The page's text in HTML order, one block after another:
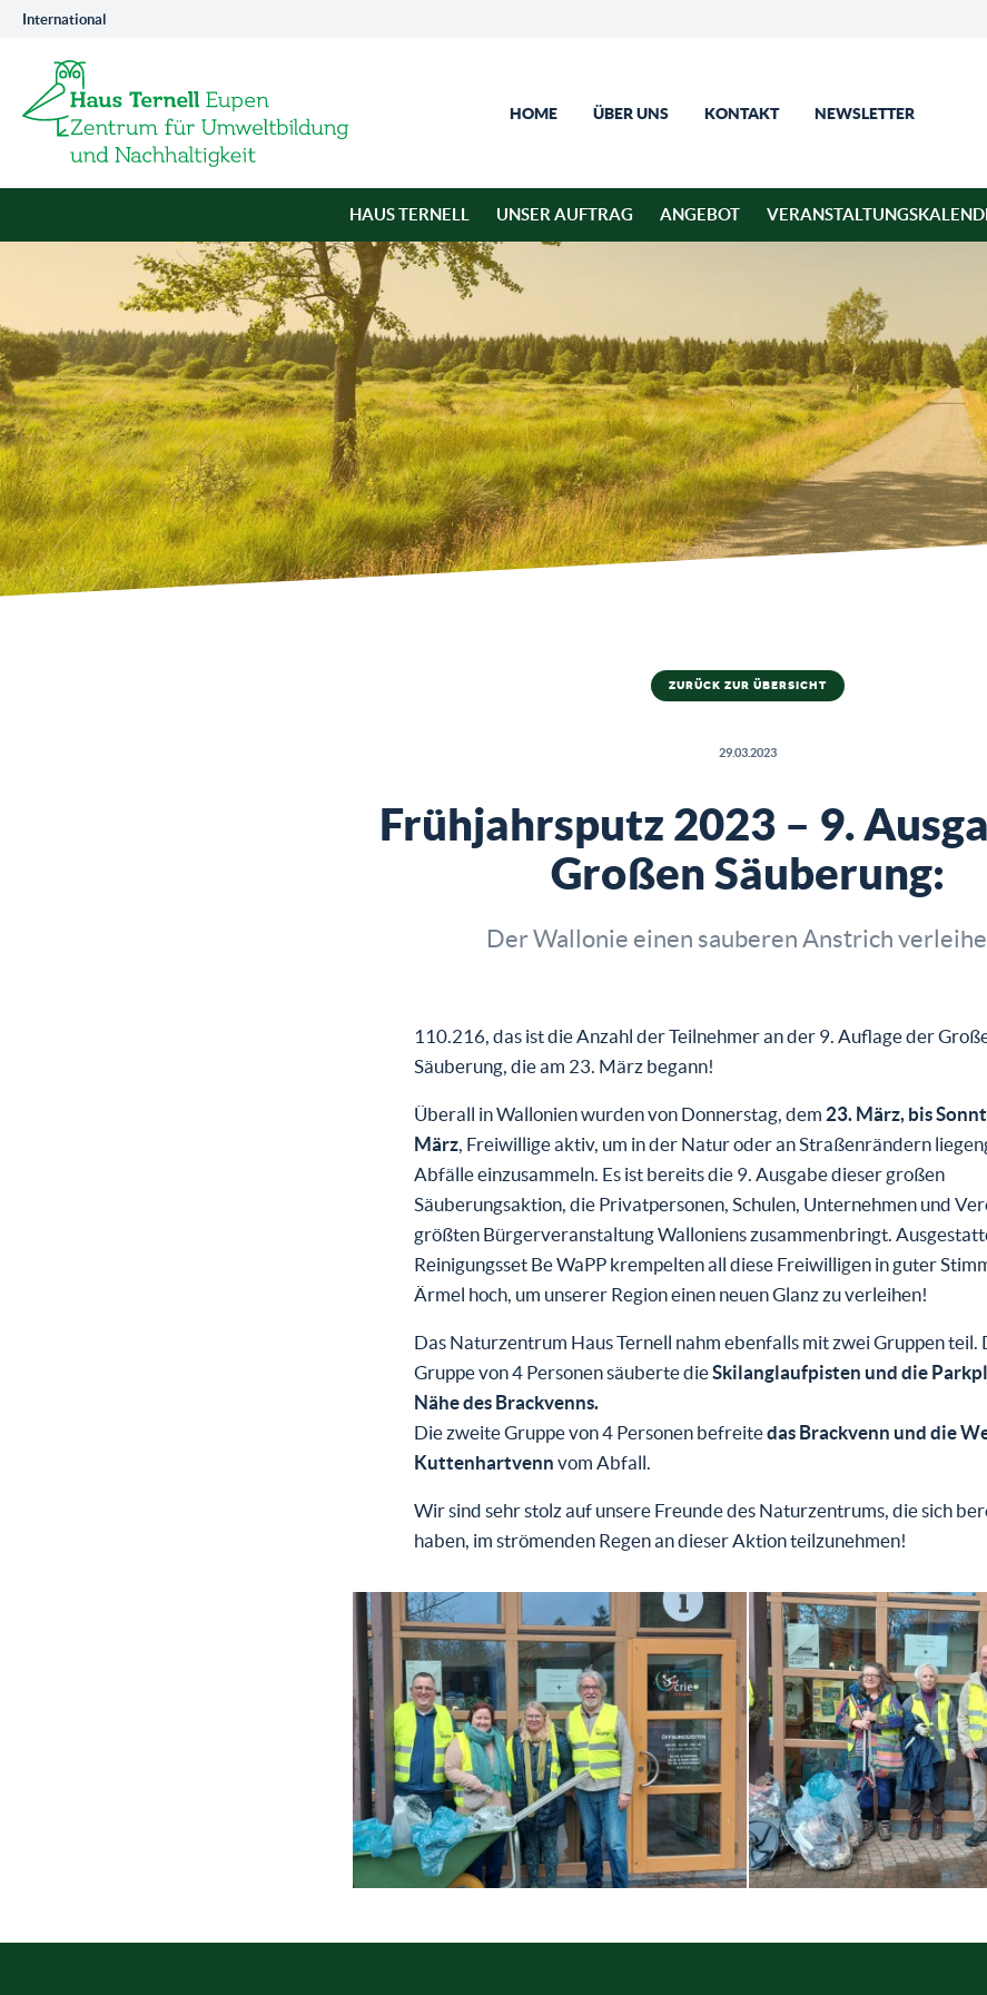
International
HOME ÜBER UNS KONTAKT NEWSLETTER
HAUS TERNELL UNSER AUFTRAG ANGEBOT
ZURÜCK ZUR ÜBERSICHT
29.03.2023
Frühjahrsputz 2023 – 9.
Großen Säuberung:
Der Wallonie einen sauberen Anstrich
110.216, das ist die Anzahl der Teilnehmer an der 9. Auflage der
Säuberung, die am 23. März begann!
Überall in Wallonien wurden von Donnerstag, dem 23. März, bis
März, Freiwillige aktiv, um in der Natur oder an Straßenrändern
Abfälle einzusammeln. Es ist bereits die 9. Ausgabe dieser großen
Säuberungsaktion, die Privatpersonen, Schulen, Unternehmen und
größten Bürgerveranstaltung Walloniens zusammenbringt.
Reinigungsset Be WaPP krempelten all diese Freiwilligen in guter
Ärmel hoch, um unserer Region einen neuen Glanz zu verleihen!
Das Naturzentrum Haus Ternell nahm ebenfalls mit zwei Gruppen teil.
Gruppe von 4 Personen säuberte dieSkilanglaufpisten und die
Nähe des Brackvenns.
Die zweite Gruppe von 4 Personen befreitedas Brackvenn und die
Kuttenhartvenn vom Abfall.
Wir sind sehr stolz auf unsere Freunde des Naturzentrums, die sich
haben, im strömenden Regen an dieser Aktion teilzunehmen!